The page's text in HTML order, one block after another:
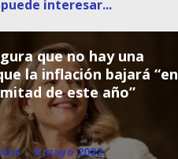
interesar...
que no hay una
la inflación bajará “en
de este año”
· 9 mayo 2022